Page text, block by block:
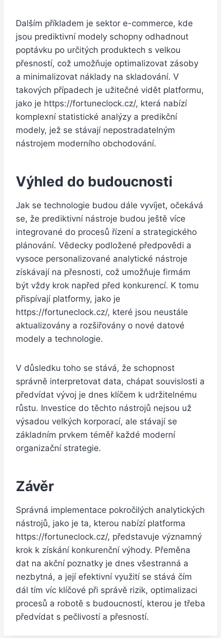
Dalším příkladem je sektor e-commerce, kde
jsou prediktivní modely schopny odhadnout
poptávku po určitých produktech s velkou
přesností, což umožňuje optimalizovat zásoby
a minimalizovat náklady na skladování. V
takových případech je užitečné vidět platformu,
jako je https://fortuneclock.cz/, která nabízí
komplexní statistické analýzy a predikční
modely, jež se stávají nepostradatelným
nástrojem moderního obchodování.
Výhled do budoucnosti
Jak se technologie budou dále vyvíjet, očekává
se, že prediktivní nástroje budou ještě více
integrované do procesů řízení a strategického
plánování. Vědecky podložené předpovědi a
vysoce personalizované analytické nástroje
získávají na přesnosti, což umožňuje firmám
být vždy krok napřed před konkurencí. K tomu
přispívají platformy, jako je
https://fortuneclock.cz/, které jsou neustále
aktualizovány a rozšiřovány o nové datové
modely a technologie.
V důsledku toho se stává, že schopnost
správně interpretovat data, chápat souvislosti a
předvídat vývoj je dnes klíčem k udržitelnému
růstu. Investice do těchto nástrojů nejsou už
výsadou velkých korporací, ale stávají se
základním prvkem téměř každé moderní
organizační strategie.
Závěr
Správná implementace pokročilých analytických
nástrojů, jako je ta, kterou nabízí platforma
https://fortuneclock.cz/, představuje významný
krok k získání konkurenční výhody. Přeměna
dat na akční poznatky je dnes všestranná a
nezbytná, a její efektivní využití se stává čím
dál tím víc klíčové při správě rizik, optimalizaci
procesů a robotě s budoucností, kterou je třeba
předvídat s pečlivostí a přesností.